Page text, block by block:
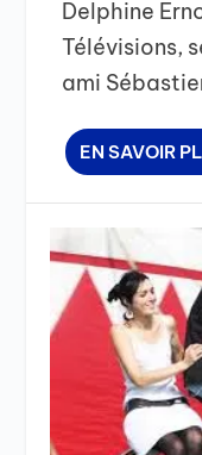
Delphine
Télévisions,
ami
EN SAVOIR